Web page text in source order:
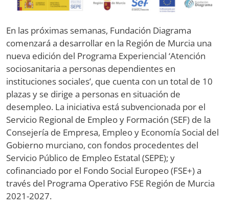
En las próximas semanas, Fundación Diagrama
comenzará a desarrollar en la Región de Murcia una
nueva edición del Programa Experiencial ‘Atención
sociosanitaria a personas dependientes en
instituciones sociales’, que cuenta con un total de 10
plazas y se dirige a personas en situación de
desempleo. La iniciativa está subvencionada por el
Servicio Regional de Empleo y Formación (SEF) de la
Consejería de Empresa, Empleo y Economía Social del
Gobierno murciano, con fondos procedentes del
Servicio Público de Empleo Estatal (SEPE); y
cofinanciado por el Fondo Social Europeo (FSE+) a
través del Programa Operativo FSE Región de Murcia
2021-2027.